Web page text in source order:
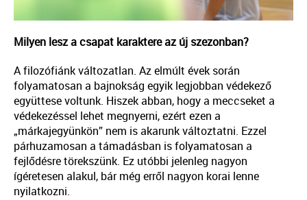
Milyen lesz a csapat karaktere az új szezonban?
A filozófiánk változatlan. Az elmúlt évek során
folyamatosan a bajnokság egyik legjobban védekező
együttese voltunk. Hiszek abban, hogy a meccseket a
védekezéssel lehet megnyerni, ezért ezen a
„márkajegyünkön” nem is akarunk változtatni. Ezzel
párhuzamosan a támadásban is folyamatosan a
fejlődésre törekszünk. Ez utóbbi jelenleg nagyon
ígéretesen alakul, bár még erről nagyon korai lenne
nyilatkozni.